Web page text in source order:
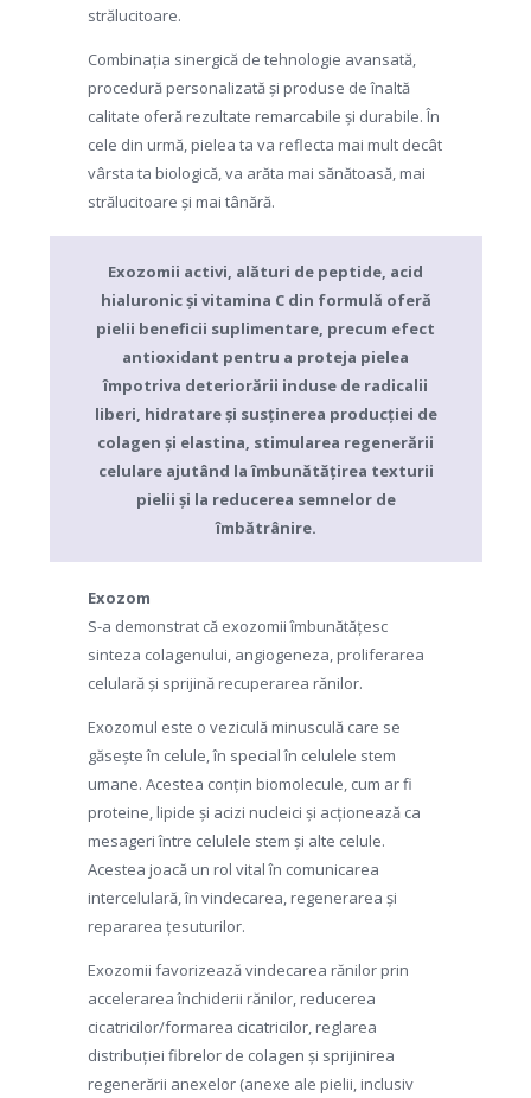
strălucitoare.
Combinația sinergică de tehnologie avansată,
procedură personalizată și produse de înaltă
calitate oferă rezultate remarcabile și durabile. În
cele din urmă, pielea ta va reflecta mai mult decât
vârsta ta biologică, va arăta mai sănătoasă, mai
strălucitoare și mai tânără.
Exozomii activi, alături de peptide, acid
hialuronic și vitamina C din formulă oferă
pielii beneficii suplimentare, precum efect
antioxidant pentru a proteja pielea
împotriva deteriorării induse de radicalii
liberi, hidratare și susținerea producției de
colagen și elastina, stimularea regenerării
celulare ajutând la îmbunătățirea texturii
pielii și la reducerea semnelor de
îmbătrânire.
Exozom
S-a demonstrat că exozomii îmbunătățesc
sinteza colagenului, angiogeneza, proliferarea
celulară și sprijină recuperarea rănilor.
Exozomul este o veziculă minusculă care se
găsește în celule, în special în celulele stem
umane. Acestea conțin biomolecule, cum ar fi
proteine, lipide și acizi nucleici și acționează ca
mesageri între celulele stem și alte celule.
Acestea joacă un rol vital în comunicarea
intercelulară, în vindecarea, regenerarea și
repararea țesuturilor.
Exozomii favorizează vindecarea rănilor prin
accelerarea închiderii rănilor, reducerea
cicatricilor/formarea cicatricilor, reglarea
distribuției fibrelor de colagen și sprijinirea
regenerării anexelor (anexe ale pielii, inclusiv